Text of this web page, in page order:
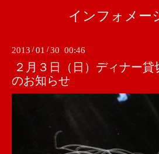
インフォメー
2013 /01 /30 00:46
２月３日（日）ディナー
のお知らせ